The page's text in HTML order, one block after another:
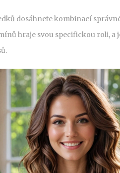
dosáhnete kombinací
hraje svou specifickou roli, a